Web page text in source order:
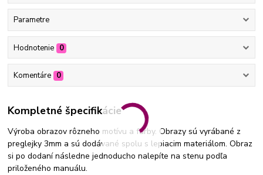
Parametre
Hodnotenie 0
Komentáre 0
Kompletné špecifikácie
Výroba obrazov rôzneho motívu a farby. Obrazy sú vyrábané z
preglejky 3mm a sú dodávané spolu s lepiacim materiálom. Obraz
si po dodaní následne jednoducho nalepíte na stenu podľa
priloženého manuálu.